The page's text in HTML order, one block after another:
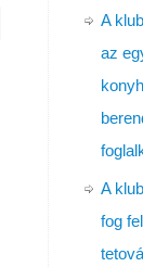
A
az
A
fog